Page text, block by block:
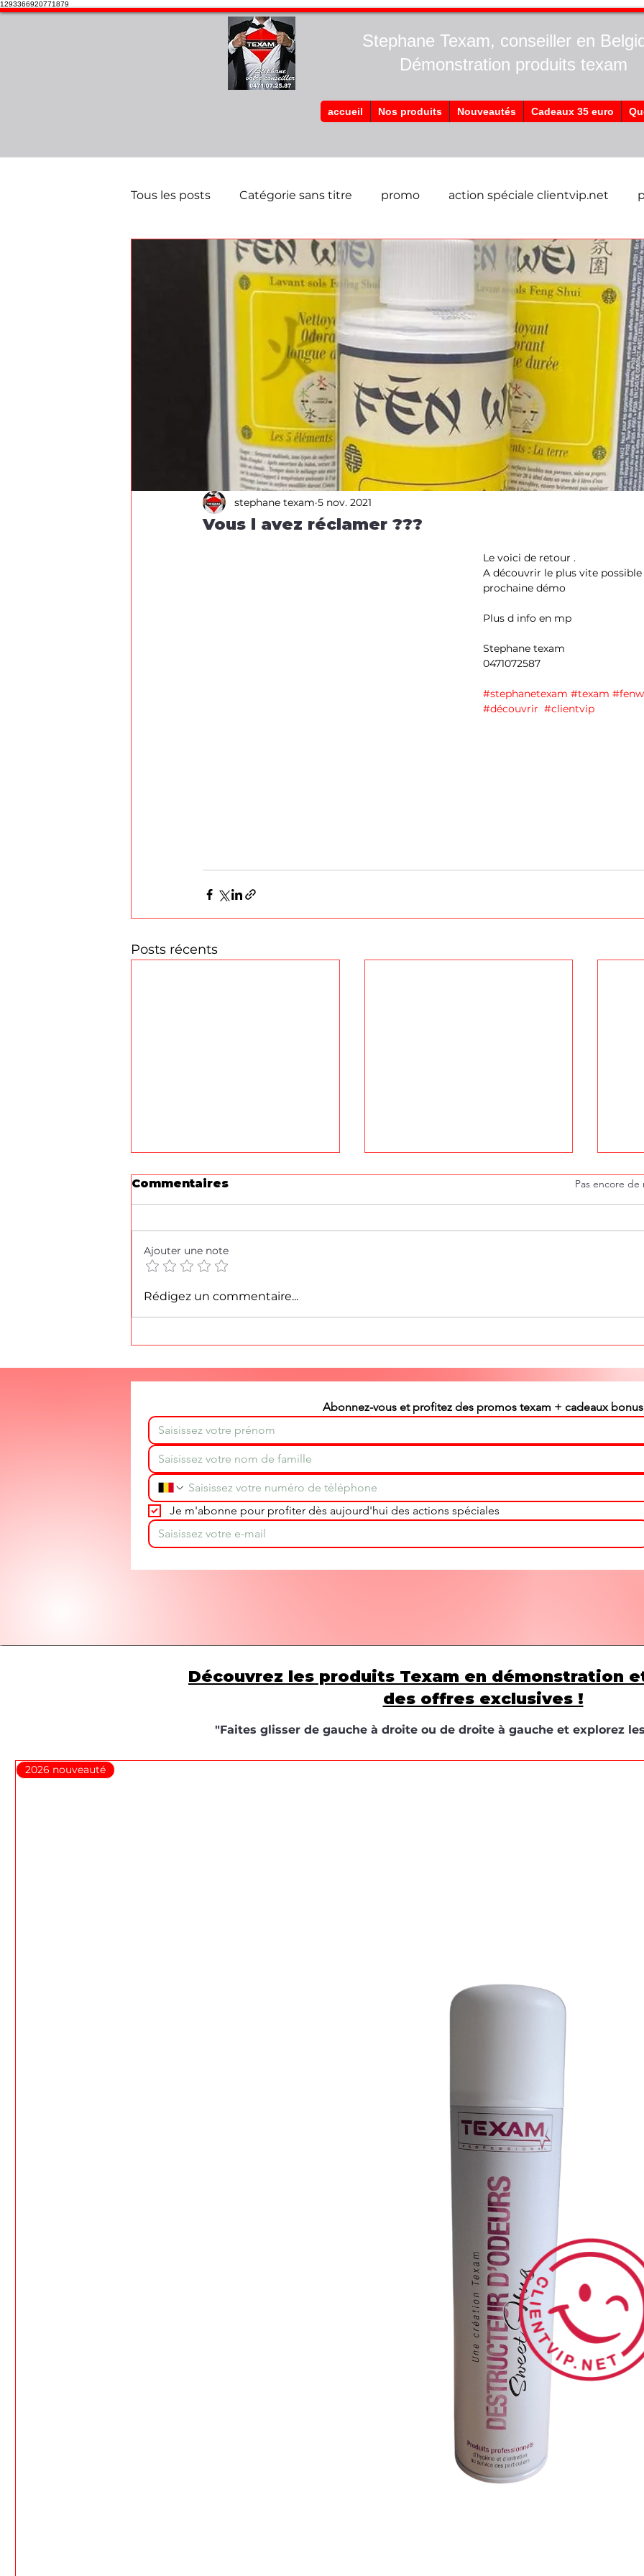
1293366920771879
Stephane Texam, conseiller en
Démonstration produits texam
accueil Nos produits Nouveautés Cadeaux 35 euro
Tous les posts Catégorie sans titre promo action spéciale clientvip.net
promotion en attente
Vous l avez réclamer ???
stephane texam 5 nov. 2021
Le voici de retour .
A découvrir le plus vite
prochaine démo
Plus d info en mp
Stephane texam
0471072587
#stephanetexam #texam
#découvrir #clientvip
Posts récents
Promo Trois
Stéphane texam votre
Belgique
vip, valable
Stéphane texam votre
Belgique
Commentaires Noté 0 étoile sur 5.Pas encore de
Ajouter une note
Rédigez un commentaire...
Abonnez-vous et profitez des promos texam + cadeaux bonus
Je m'abonne pour profiter dès aujourd'hui des actions spéciales
2026 nouveauté
Découvrez les produits Texam en démonstration
des offres exclusives !
"Faites glisser de gauche à droite ou de droite à gauche et explorez